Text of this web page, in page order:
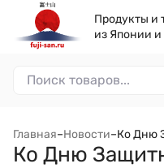
Продукты и
из Японии и
Главная–Новости–Ко Дню
Ко Дню